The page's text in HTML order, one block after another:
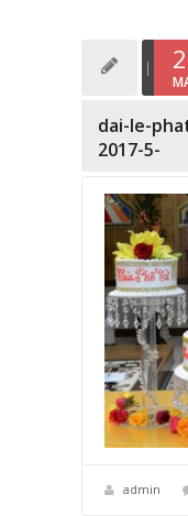
dai-le-
2017-5-
admin